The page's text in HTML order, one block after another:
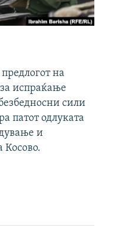
на
испраќање
сили
патот одлуката
и
Косово.